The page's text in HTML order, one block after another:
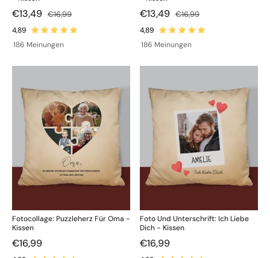
€13,49 €16,99
186 Meinungen
€13,49 €16,99
186 Meinungen
Fotocollage: Puzzleherz Für Oma -
Kissen
€16,99
Foto Und Unterschrift: Ich Liebe
Dich - Kissen
€16,99